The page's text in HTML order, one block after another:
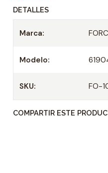
satinado con 3/8" y 1/
también adecuado
21 mm.
Medidas
Diámetro de
Diámetro hasta
peso [g]:590
DETALLES
Marca:
Modelo:
SKU: FO-
COMPARTIR ESTE